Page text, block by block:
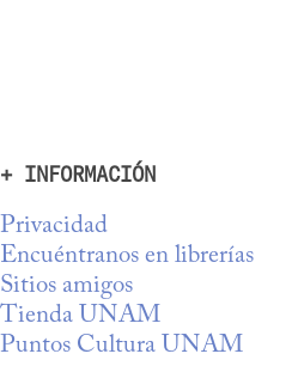
+ INFORMACIÓN
Privacidad
Encuéntranos en librerías
Sitios amigos
Tienda UNAM
Puntos Cultura UNAM